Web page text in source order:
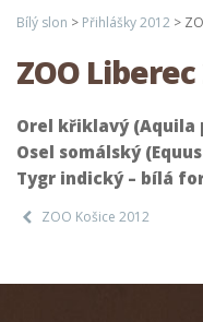
Bílý slon > Přihlášky 2012 >
ZOO Liberec
Orel křiklavý (Aquila
Osel somálský
Tygr indický – bílá
ZOO Košice 2012